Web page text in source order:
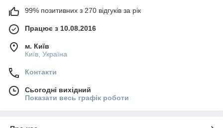
99% позитивних з 270 відгуків за рік
Працює з 10.08.2016
м. Київ
Київ, Україна
Контакти
Сьогодні вихідний
Показати весь графік роботи